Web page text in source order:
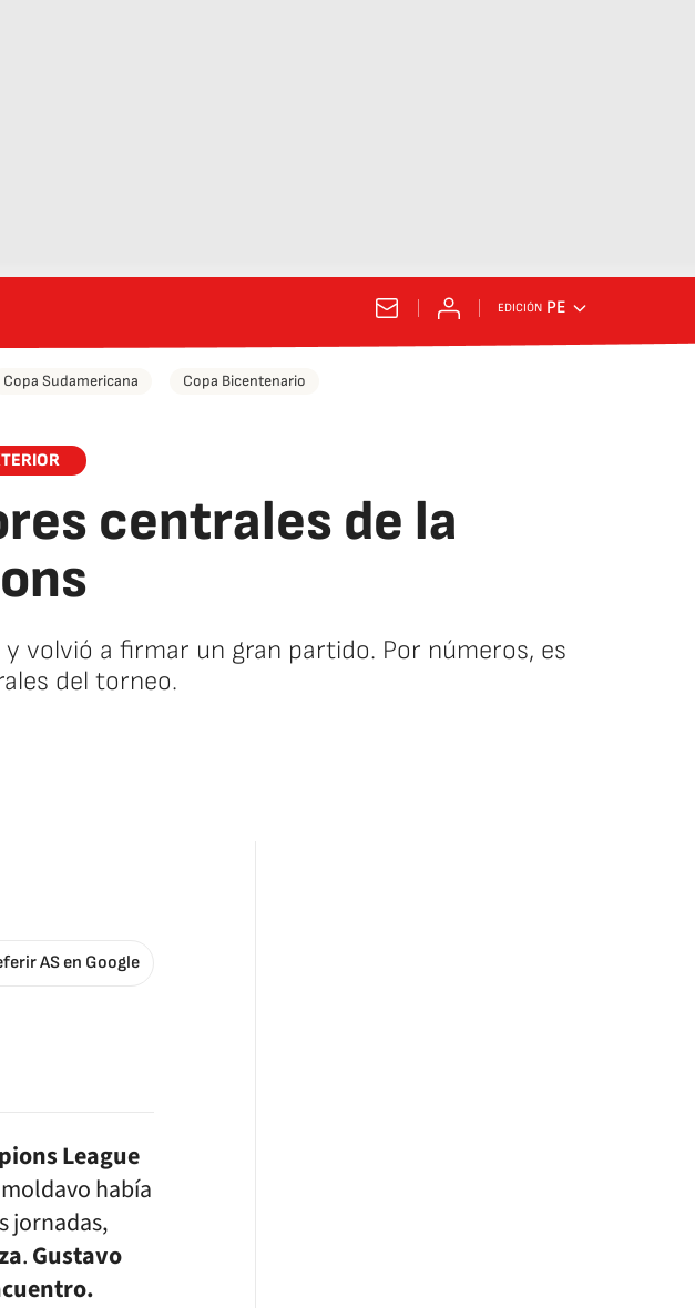
EDICIÓN PE
Copa Sudamericana Copa Bicentenario
centrales de la
volvió a firmar un gran partido. Por números, es
del torneo.
AS en Google
League
había
jornadas,
.Gustavo